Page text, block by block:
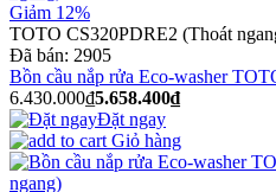
Giảm 12%
TOTO CS320PDRE2 (Thoát
Đã bán: 2905
Bồn cầu nắp rửa Eco-washer
6.430.000₫5.658.400₫
Đặt ngay
Giỏ hàng